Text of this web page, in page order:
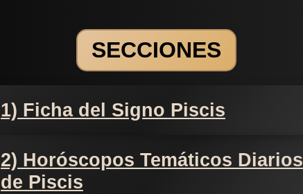
SECCIONES
1) Ficha del Signo Piscis
2) Horóscopos Temáticos Diarios
de Piscis